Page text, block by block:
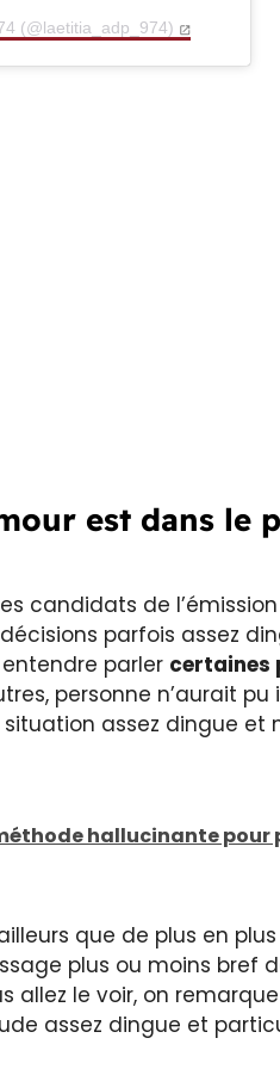
(@laetitia_adp_974)
est dans le
candidats de
parfois assez
parler certaines
personne n’aurait
situation assez dingue et
hallucinante pour
que de plus en
plus ou moins bref
le voir, on
assez dingue et